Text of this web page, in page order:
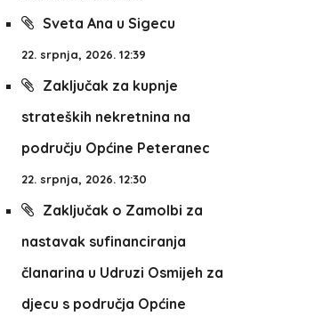
Sveta Ana u Sigecu
22. srpnja, 2026. 12:39
Zaključak za kupnje
strateških nekretnina na
području Općine Peteranec
22. srpnja, 2026. 12:30
Zaključak o Zamolbi za
nastavak sufinanciranja
članarina u Udruzi Osmijeh za
djecu s područja Općine